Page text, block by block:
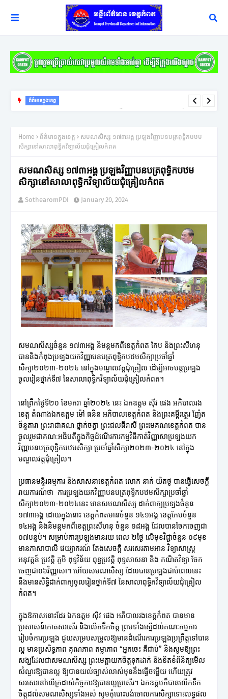
ព័ត៌មានក្នុងខេត្ត
Home ព័ត៌មានក្នុងខេត្ត
សមណសិស្ស ១៧៣អង្គ ប្រឡងវិញ្ញាបនបត្រពុទ្ធិកបឋម
សិក្សានៅសាលាពុទ្ធិកវិទ្យាល័យជុំគ្រៀលកំពត
សមណសិស្ស ១៧៣អង្គ ប្រឡងវិញ្ញាបនបត្រពុទ្ធិកបឋម
សិក្សានៅសាលាពុទ្ធិកវិទ្យាល័យជុំគ្រៀលកំពត
SothearomPDI January 20, 2024
សមណសិស្សចំនួន ១៧៣អង្គ និមន្តមកពីខេត្តកំពត កែប និងព្រះសីហនុ
បាននិងកំពុងប្រឡងយកវិញ្ញាបនបត្រពុទ្ធិកបឋមសិក្សាប្រចាំឆ្នាំ
សិក្សា២០២៣-២០២៤ នៅក្នុងមណ្ឌលវត្តជុំគ្រៀល ដើម្បីអាចបន្តប្រឡង
ចូលរៀនថ្នាក់ទី៧ នៃសាលាពុទ្ធិកវិទ្យាល័យជុំគ្រៀលកំពត។
នៅព្រឹកថ្ងៃទី២០ ខែមករា ឆ្នាំ២០២៤ នេះ ឯកឧត្តម ស៊ីវ ផេង អភិបាលរង
ខេត្ត តំណាងឯកឧត្តម ម៉ៅ ធនិន អភិបាលខេត្តកំពត និងព្រះគម្ពីរត្ថេរ ញ៉ែត
ច័ន្ទតារា ព្រះរាជាគណៈថ្នាក់ចត្វា ព្រះជលធីរាសី ព្រះមេគណខេត្តកំពត បាន
ចូលរួមជាគណៈអធិបតីក្នុងកិច្ចដំណើរការកម្មវិធីកាត់វិញ្ញាសាប្រឡងយក
វិញ្ញាបនបត្រពុទ្ធិកបឋមសិក្សា ប្រចាំឆ្នាំសិក្សា២០២៣-២០២៤ នៅក្នុង
មណ្ឌលវត្តជុំគ្រៀល។
ប្រធានមន្ទីរធម្មការ និងសាសនាខេត្តកំពត លោក នាក់ យិតថូ បានធ្វើសេចក្តី
រាយការណ៍ថា ការប្រឡងយកវិញ្ញាបនបត្រពុទ្ធិកបឋមសិក្សាប្រចាំឆ្នាំ
សិក្សា២០២៣-២០២៤នេះ មានសមណសិស្ស ដាក់ពាក្យប្រឡងចំនួន
១៧៣អង្គ ដោយក្នុងនោះ ខេត្តកំពតមានចំនួន ១៤១អង្គ ខេត្តកែបចំនួន
១៤អង្គ និងនិមន្តមកពីខេត្តព្រះសីហនុ ចំនួន ១៨អង្គ ដែលបានចែកចេញជា
០៧បន្ទប់។ សម្រាប់ការប្រឡងមានរយៈពេល ២ថ្ងៃ លើមុខវិជ្ជាចំនួន ០៩មុខ
មានភាសាបាលី វេយ្យាករណ៍ តែងសេចក្តី សរសេរតាមអាន វិទ្យាសាស្រ្ត
អនុវត្តន៍ ប្រវត្តិ ភូមិ ពុទ្ធវិន័យ ពុទ្ធប្រវត្តិ ពុទ្ធសាសនា និង គណិតវិទ្យា ចែក
ចេញជា០៦វិញ្ញាសា។ ហើយសមណសិស្ស ដែលបានប្រឡងជាប់ពេលនេះ
នឹងមានសិទ្ធិដាក់ពាក្យចូលរៀនថ្នាក់ទី៧ នៃសាលាពុទ្ធិកវិទ្យាល័យជុំគ្រៀល
កំពត។
ក្នុងឱកាសនោះដែរ ឯកឧត្តម ស៊ីវ ផេង អភិបាលរងខេត្តកំពត បានមាន
ប្រសាសន៍កោតសរសើរ និងលើកទឹកចិត្ត ព្រមទាំងស្នើដល់គណៈកម្មការ
រៀបចំការប្រឡង ជួយសម្របសម្រួលឱ្យមានដំណើរការប្រឡងប្រព្រឹត្តទៅបាន
ល្អ មានប្រសិទ្ធភាព គុណភាព តម្លាភាព “អ្នកចេះ គឺជាប់” និងសូមឱ្យព្រះ
សង្ឃដែលជាសមណសិស្ស ព្រះមេត្តាយកចិត្តទុកដាក់ និងខិតខំពិនិត្យមើល
សំណួរឱ្យបានល្អ ឱ្យបានយល់ច្បាស់លាស់មុននឹងធ្វើចម្លើយ ហើយត្រូវ
សរសេរនៅលើក្រដាស់កិច្ចការឱ្យបានល្អប្រសើរ។ ឯកឧត្តមក៏បានលើកទឹក
ចិត្តដល់សមណសិស្សទាំងអស់ សូមកុំបោះបង់ចោលការសិក្សាទោះលទ្ធផល